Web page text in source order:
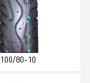
100/80-10